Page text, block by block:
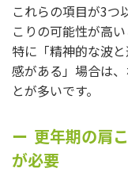
これらの項目が3つ
こりの可能性が高い
特に「精神的な波
感がある」場合は
とが多いです。
更年期の肩
が必要